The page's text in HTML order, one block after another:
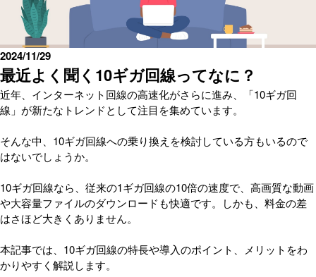
最近よく聞く10ギガ回線ってなに？
2024/11/29
近年、インターネット回線の高速化がさらに進み、「10ギガ回
線」が新たなトレンドとして注目を集めています。
そんな中、10ギガ回線への乗り換えを検討している方もいるので
はないでしょうか。
10ギガ回線なら、従来の1ギガ回線の10倍の速度で、高画質な動画
や大容量ファイルのダウンロードも快適です。しかも、料金の差
はさほど大きくありません。
本記事では、10ギガ回線の特長や導入のポイント、メリットをわ
かりやすく解説します。